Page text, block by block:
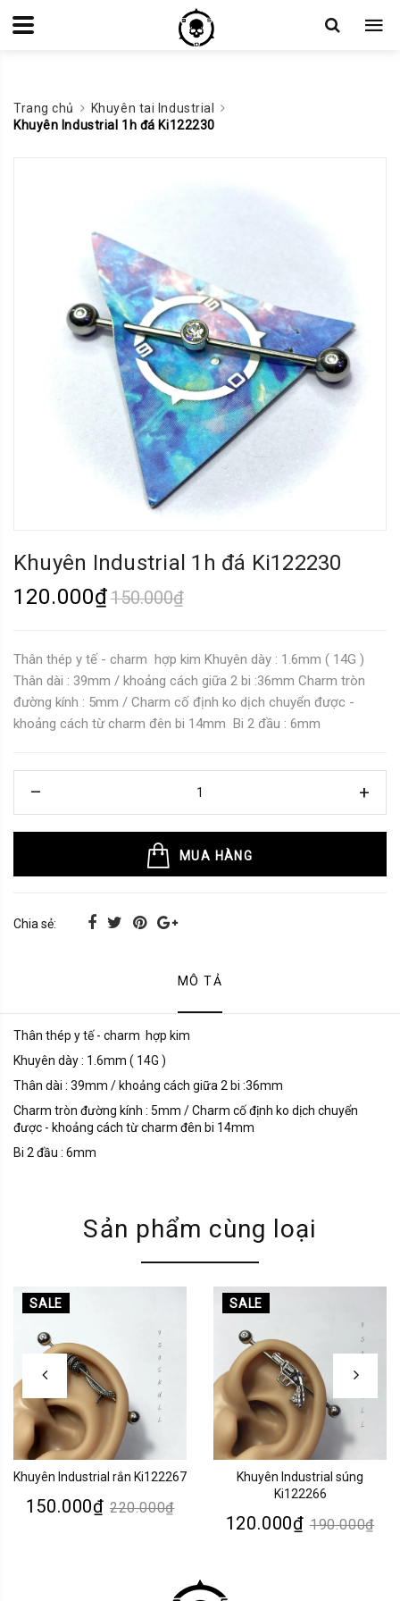
Trang chủ
Khuyên tai Industrial
Khuyên Industrial 1h đá Ki122230
Khuyên Industrial 1h đá Ki122230
120.000₫150.000₫
Thân thép y tế - charm hợp kim Khuyên dày : 1.6mm ( 14G )
Thân dài : 39mm / khoảng cách giữa 2 bi :36mm Charm tròn
đường kính : 5mm / Charm cố định ko dịch chuyển được -
khoảng cách từ charm đên bi 14mm Bi 2 đầu : 6mm
MUA HÀNG
Chia sẻ:
MÔ TẢ
Thân thép y tế - charm hợp kim
Khuyên dày : 1.6mm ( 14G )
Thân dài : 39mm / khoảng cách giữa 2 bi :36mm
Charm tròn đường kính : 5mm / Charm cố định ko dịch chuyển
được - khoảng cách từ charm đên bi 14mm
Bi 2 đầu : 6mm
Sản phẩm cùng loại
SALE
Khuyên Industrial rắn Ki122267
150.000₫ 220.000₫
SALE
Khuyên Industrial súng
Ki122266
120.000₫ 190.000₫